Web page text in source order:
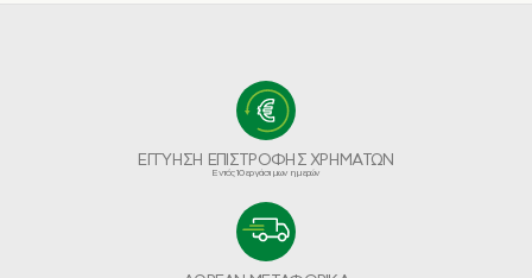
ΕΓΓΥΗΣΗ ΕΠΙΣΤΡΟΦΗΣ ΧΡΗΜΑΤΩΝ
Εντός 10 εργάσιμων ημερών